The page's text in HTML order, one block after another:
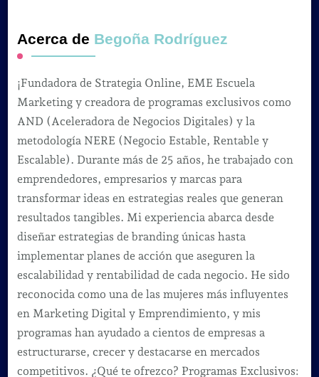
Acerca de Begoña Rodríguez
¡Fundadora de Strategia Online, EME Escuela
Marketing y creadora de programas exclusivos como
AND (Aceleradora de Negocios Digitales) y la
metodología NERE (Negocio Estable, Rentable y
Escalable). Durante más de 25 años, he trabajado con
emprendedores, empresarios y marcas para
transformar ideas en estrategias reales que generan
resultados tangibles. Mi experiencia abarca desde
diseñar estrategias de branding únicas hasta
implementar planes de acción que aseguren la
escalabilidad y rentabilidad de cada negocio. He sido
reconocida como una de las mujeres más influyentes
en Marketing Digital y Emprendimiento, y mis
programas han ayudado a cientos de empresas a
estructurarse, crecer y destacarse en mercados
competitivos. ¿Qué te ofrezco? Programas Exclusivos: